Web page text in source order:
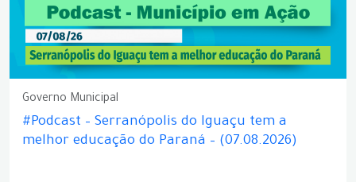
Governo Municipal
#Podcast – Serranópolis do Iguaçu tem a
melhor educação do Paraná – (07.08.2026)